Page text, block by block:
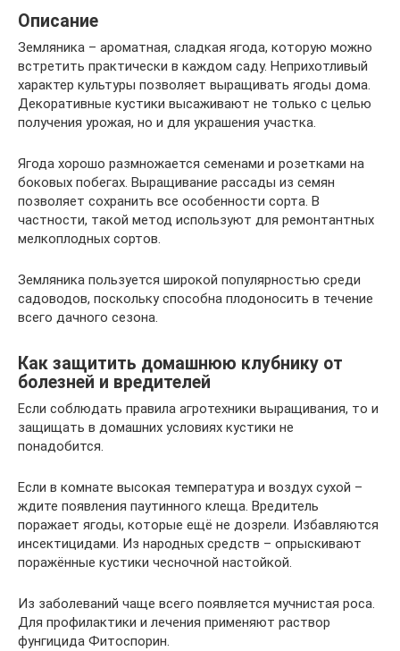
Описание
Земляника – ароматная, сладкая ягода, которую можно
встретить практически в каждом саду. Неприхотливый
характер культуры позволяет выращивать ягоды дома.
Декоративные кустики высаживают не только с целью
получения урожая, но и для украшения участка.
Ягода хорошо размножается семенами и розетками на
боковых побегах. Выращивание рассады из семян
позволяет сохранить все особенности сорта. В
частности, такой метод используют для ремонтантных
мелкоплодных сортов.
Земляника пользуется широкой популярностью среди
садоводов, поскольку способна плодоносить в течение
всего дачного сезона.
Как защитить домашнюю клубнику от
болезней и вредителей
Если соблюдать правила агротехники выращивания, то и
защищать в домашних условиях кустики не
понадобится.
Если в комнате высокая температура и воздух сухой –
ждите появления паутинного клеща. Вредитель
поражает ягоды, которые ещё не дозрели. Избавляются
инсектицидами. Из народных средств – опрыскивают
поражённые кустики чесночной настойкой.
Из заболеваний чаще всего появляется мучнистая роса.
Для профилактики и лечения применяют раствор
фунгицида Фитоспорин.